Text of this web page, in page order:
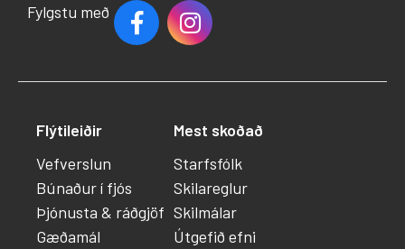
Fylgstu með
Flýtileiðir
Vefverslun
Búnaður í fjós
Þjónusta & ráðgjöf
Gæðamál
Mest skoðað
Starfsfólk
Skilareglur
Skilmálar
Útgefið efni